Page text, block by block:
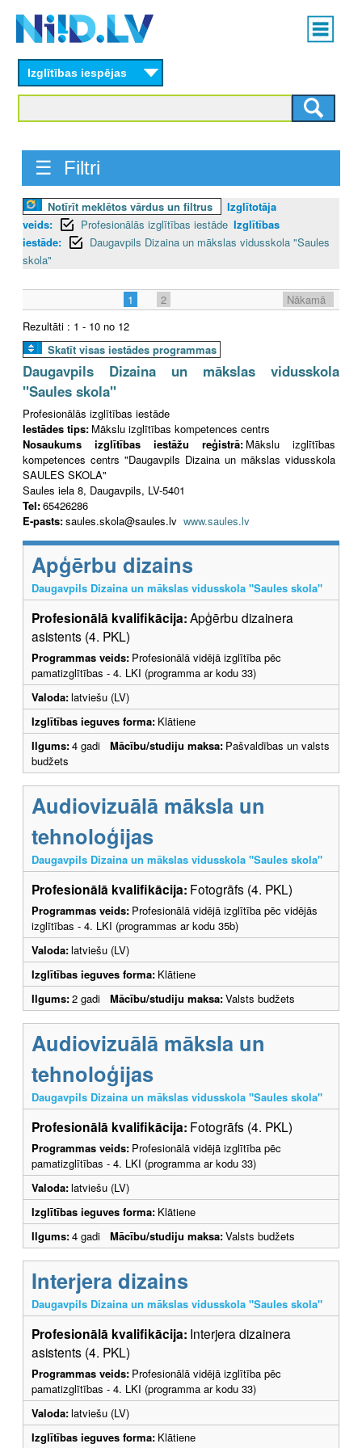
content
Main
menu
Izglītības iespējas
☰ Filtri
Notīrīt meklētos vārdus un filtrus
Izglītotāja
veids:
Profesionālās izglītības iestāde Izglītības
iestāde:
Daugavpils Dizaina un mākslas vidusskola "Saules
skola"
1 2
Nākamā
Rezultāti : 1 - 10 no 12
Skatīt visas iestādes programmas
Daugavpils Dizaina un mākslas vidusskola
"Saules skola"
Profesionālās izglītības iestāde
Iestādes tips: Mākslu izglītības kompetences centrs
Nosaukums izglītības iestāžu reģistrā: Mākslu izglītības
kompetences centrs "Daugavpils Dizaina un mākslas vidusskola
SAULES SKOLA"
Saules iela 8, Daugavpils, LV-5401
Tel:65426286
E-pasts:saules.skola@saules.lv www.saules.lv
Apģērbu dizains
Daugavpils Dizaina un mākslas vidusskola "Saules skola"
Profesionālā kvalifikācija:Apģērbu dizainera
asistents (4. PKL)
Programmas veids: Profesionālā vidējā izglītība pēc
pamatizglītības - 4. LKI (programma ar kodu 33)
Valoda:latviešu (LV)
Izglītības ieguves forma: Klātiene
Ilgums:4 gadi Mācību/studiju maksa: Pašvaldības un valsts
budžets
Audiovizuālā māksla un
tehnoloģijas
Daugavpils Dizaina un mākslas vidusskola "Saules skola"
Profesionālā kvalifikācija: Fotogrāfs (4. PKL)
Programmas veids: Profesionālā vidējā izglītība pēc vidējās
izglītības - 4. LKI (programmas ar kodu 35b)
Valoda:latviešu (LV)
Izglītības ieguves forma: Klātiene
Ilgums:2 gadi Mācību/studiju maksa:Valsts budžets
Audiovizuālā māksla un
tehnoloģijas
Daugavpils Dizaina un mākslas vidusskola "Saules skola"
Profesionālā kvalifikācija: Fotogrāfs (4. PKL)
Programmas veids: Profesionālā vidējā izglītība pēc
pamatizglītības - 4. LKI (programma ar kodu 33)
Valoda:latviešu (LV)
Izglītības ieguves forma: Klātiene
Ilgums:4 gadi Mācību/studiju maksa:Valsts budžets
Interjera dizains
Daugavpils Dizaina un mākslas vidusskola "Saules skola"
Profesionālā kvalifikācija: Interjera dizainera
asistents (4. PKL)
Programmas veids: Profesionālā vidējā izglītība pēc
pamatizglītības - 4. LKI (programma ar kodu 33)
Valoda:latviešu (LV)
Izglītības ieguves forma: Klātiene